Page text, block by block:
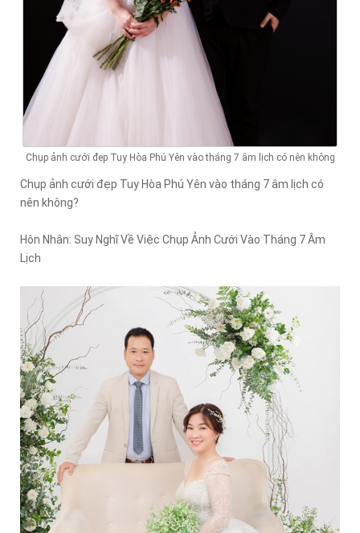
Chụp ảnh cưới đẹp Tuy Hòa Phú Yên vào tháng 7 âm lịch có nên không
Chụp ảnh cưới đẹp Tuy Hòa Phú Yên vào tháng 7 âm lịch có
nên không?
Hôn Nhân: Suy Nghĩ Về Việc Chụp Ảnh Cưới Vào Tháng 7 Âm
Lịch